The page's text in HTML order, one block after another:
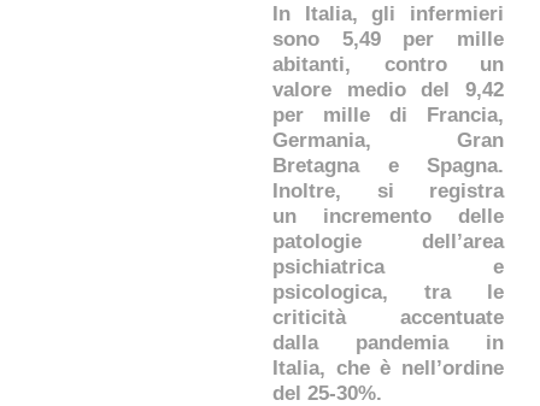
In Italia, gli infermieri
sono 5,49 per mille
abitanti, contro un
valore medio del 9,42
per mille di Francia,
Germania, Gran
Bretagna e Spagna.
Inoltre, si registra
un incremento delle
patologie dell’area
psichiatrica e
psicologica, tra le
criticità accentuate
dalla pandemia in
Italia, che è nell’ordine
del 25-30%.